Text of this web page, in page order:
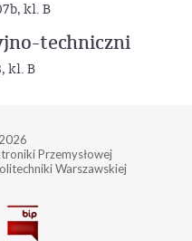
kl. B
techniczni
kl. B
Przemysłowej
Warszawskiej